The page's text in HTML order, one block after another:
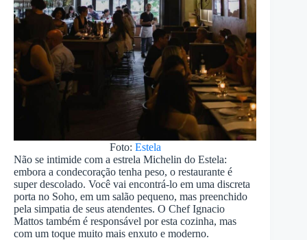
Foto: Estela
Não se intimide com a estrela Michelin do Estela:
embora a condecoração tenha peso, o restaurante é
super descolado. Você vai encontrá-lo em uma discreta
porta no Soho, em um salão pequeno, mas preenchido
pela simpatia de seus atendentes. O Chef Ignacio
Mattos também é responsável por esta cozinha, mas
com um toque muito mais enxuto e moderno.